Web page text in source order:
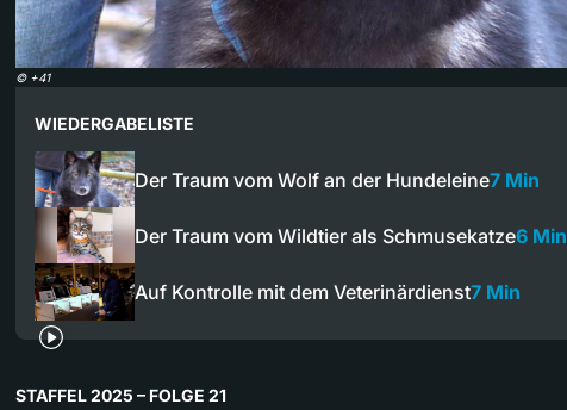
© +41
WIEDERGABELISTE
Der Traum vom Wolf an der Hundeleine7 Min
Der Traum vom Wildtier als Schmusekatze6 Min
Auf Kontrolle mit dem Veterinärdienst7 Min
STAFFEL 2025 – FOLGE 21